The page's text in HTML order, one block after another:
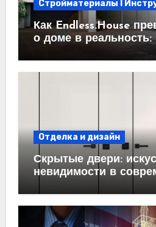
Стройматериалы l
Как Endless.House
о доме в реальность:
проектирование под
Отделка и дизайн
Скрытые двери:
невидимости в